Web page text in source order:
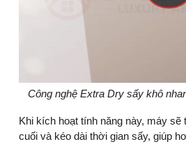
Công nghệ Extra Dry sấy khô
Khi kích hoạt tính năng này, máy sẽ
cuối và kéo dài thời gian sấy, giúp